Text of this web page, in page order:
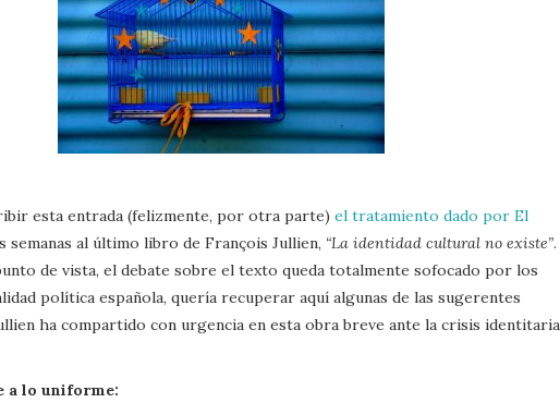
esta entrada (felizmente, por otra parte) el tratamiento dado por El
semanas al último libro de François Jullien, “La identidad cultural no existe”.
de vista, el debate sobre el texto queda totalmente sofocado por los
política española, quería recuperar aquí algunas de las sugerentes
ha compartido con urgencia en esta obra breve ante la crisis identitaria
a lo uniforme: